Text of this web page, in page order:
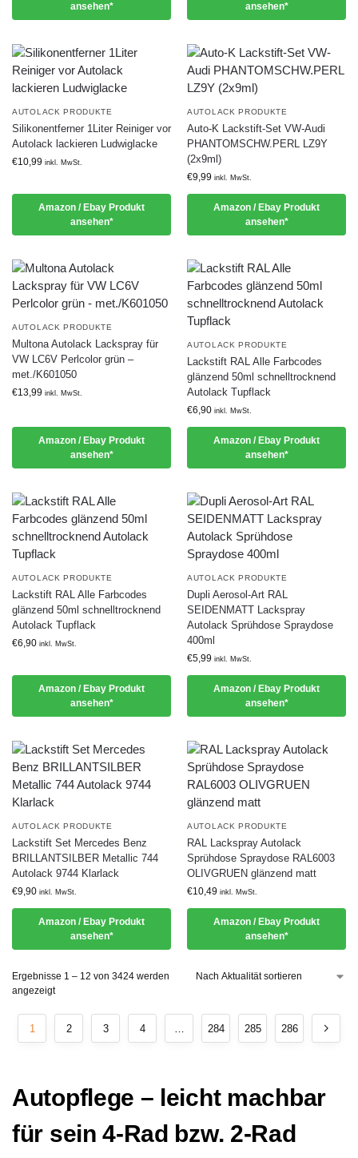
ansehen*
ansehen*
AUTOLACK PRODUKTE
Silikonentferner 1Liter Reiniger vor
Autolack lackieren Ludwiglacke
€10,99 inkl. MwSt.
Amazon / Ebay Produkt
ansehen*
AUTOLACK PRODUKTE
Auto-K Lackstift-Set VW-Audi
PHANTOMSCHW.PERL LZ9Y
(2x9ml)
€9,99 inkl. MwSt.
Amazon / Ebay Produkt
ansehen*
AUTOLACK PRODUKTE
Multona Autolack Lackspray für
VW LC6V Perlcolor grün –
met./K601050
€13,99 inkl. MwSt.
Amazon / Ebay Produkt
ansehen*
AUTOLACK PRODUKTE
Lackstift RAL Alle Farbcodes
glänzend 50ml schnelltrocknend
Autolack Tupflack
€6,90 inkl. MwSt.
Amazon / Ebay Produkt
ansehen*
AUTOLACK PRODUKTE
Lackstift RAL Alle Farbcodes
glänzend 50ml schnelltrocknend
Autolack Tupflack
€6,90 inkl. MwSt.
Amazon / Ebay Produkt
ansehen*
AUTOLACK PRODUKTE
Dupli Aerosol-Art RAL
SEIDENMATT Lackspray
Autolack Sprühdose Spraydose
400ml
€5,99 inkl. MwSt.
Amazon / Ebay Produkt
ansehen*
AUTOLACK PRODUKTE
Lackstift Set Mercedes Benz
BRILLANTSILBER Metallic 744
Autolack 9744 Klarlack
€9,90 inkl. MwSt.
Amazon / Ebay Produkt
ansehen*
AUTOLACK PRODUKTE
RAL Lackspray Autolack
Sprühdose Spraydose RAL6003
OLIVGRUEN glänzend matt
€10,49 inkl. MwSt.
Amazon / Ebay Produkt
ansehen*
Ergebnisse 1 – 12 von 3424 werden
angezeigt
1 2 3 4 … 284 285 286
Autopflege – leicht machbar
für sein 4-Rad bzw. 2-Rad